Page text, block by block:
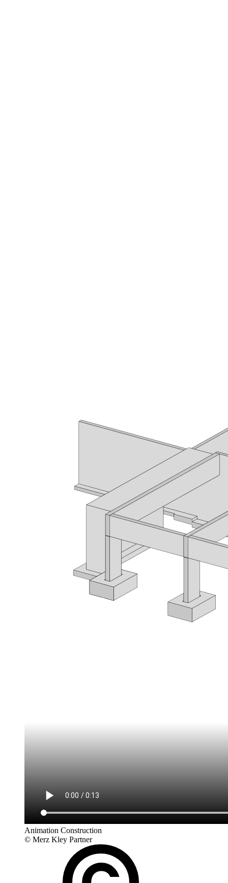
Animation Construction
© Merz Kley Partner